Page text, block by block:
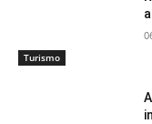
Turismo